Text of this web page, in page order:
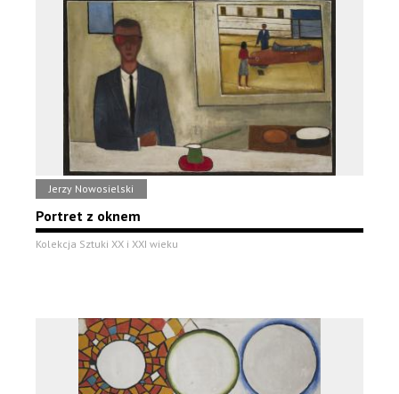
Jerzy Nowosielski
Portret z oknem
Kolekcja Sztuki XX i XXI wieku